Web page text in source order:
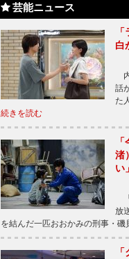
芸能ニュース
白
話
た
続きを読む
渚
い」
放
を結んだ一匹おおかみの刑事・